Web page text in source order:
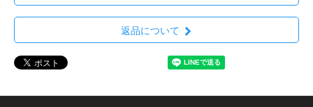
返品について